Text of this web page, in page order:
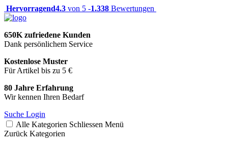
Hervorragend4.3 von 5 -1.338 Bewertungen
650K zufriedene Kunden
Dank persönlichem Service
Kostenlose Muster
Für Artikel bis zu 5 €
80 Jahre Erfahrung
Wir kennen Ihren Bedarf
Suche Login
Alle Kategorien Schliessen Menü
Zurück Kategorien